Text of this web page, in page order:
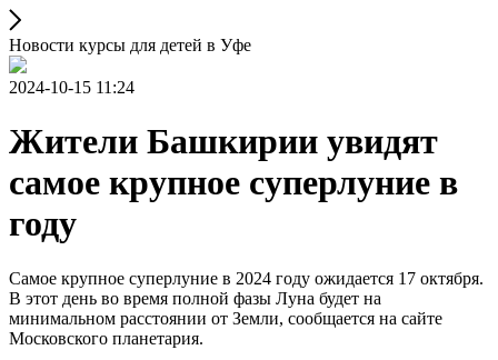
Новости курсы для детей в Уфе
2024-10-15 11:24
Жители Башкирии увидят
самое крупное суперлуние в
году
Самое крупное суперлуние в 2024 году ожидается 17 октября.
В этот день во время полной фазы Луна будет на
минимальном расстоянии от Земли, сообщается на сайте
Московского планетария.